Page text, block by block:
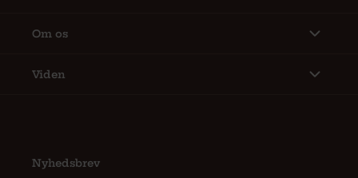
Om os
Viden
Nyhedsbrev